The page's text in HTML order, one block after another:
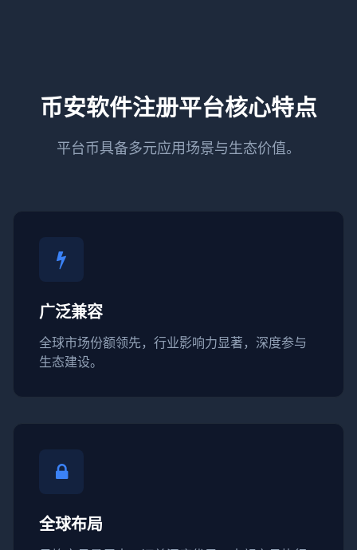
币安软件注册平台核心特点
平台币具备多元应用场景与生态价值。
广泛兼容
全球市场份额领先，行业影响力显著，深度参与
生态建设。
全球布局